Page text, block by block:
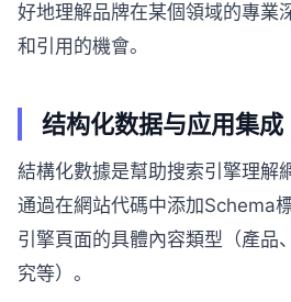
好地理解品牌在某個領域的專業
和引用的機會。
结构化数据与应用集成
結構化數據是幫助搜索引擎理解
通過在網站代碼中添加Schema
引擎頁面的具體內容類型（產品
究等）。